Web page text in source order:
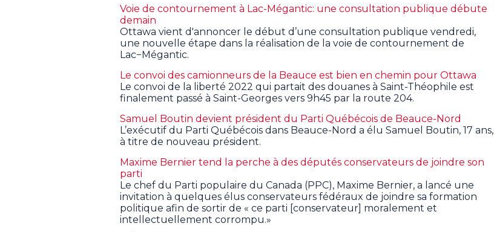
Voie de contournement à Lac-Mégantic: une consultation publique débute
demain
Ottawa vient d'annoncer le début d’une consultation publique vendredi,
une nouvelle étape dans la réalisation de la voie de contournement de
Lac−Mégantic.
Le convoi des camionneurs de la Beauce est bien en chemin pour Ottawa
Le convoi de la liberté 2022 qui partait des douanes à Saint-Théophile est
finalement passé à Saint-Georges vers 9h45 par la route 204.
Samuel Boutin devient président du Parti Québécois de Beauce-Nord
L’exécutif du Parti Québécois dans Beauce-Nord a élu Samuel Boutin, 17 ans,
à titre de nouveau président.
Maxime Bernier tend la perche à des députés conservateurs de joindre son
parti
Le chef du Parti populaire du Canada (PPC), Maxime Bernier, a lancé une
invitation à quelques élus conservateurs fédéraux de joindre sa formation
politique afin de sortir de « ce parti [conservateur] moralement et
intellectuellement corrompu.»